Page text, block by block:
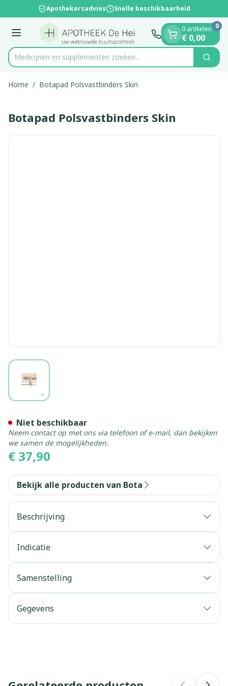
Ga naar de inhoud
1 van 1 Apothekersadvies Snelle beschikbaarheid
Menu
Product, merk, categorie...
Medicijnen en supplementen zoeken... Zoek
0 artikelen
€ 0,00
0
Home / Botapad Polsvastbinders Skin
Botapad Polsvastbinders Skin
View larger image
€ 37,90
Niet beschikbaar
Neem contact op met ons via telefoon of e-mail, dan bekijken
we samen de mogelijkheden.
Bekijk alle producten van Bota
Beschrijving
Indicatie
Samenstelling
Gegevens